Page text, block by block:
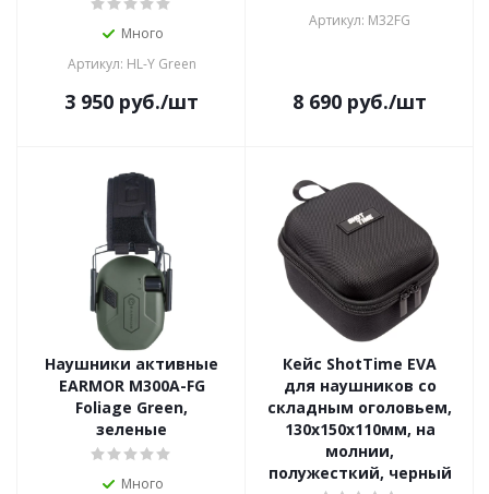
Много
Артикул: HL-Y Green
3 950 руб./шт
Артикул: M32FG
8 690 руб./шт
Наушники активные
EARMOR M300A-FG
Foliage Green,
зеленые
Много
Кейс ShotTime EVA
для наушников со
складным оголовьем,
130х150х110мм, на
молнии,
полужесткий, черный